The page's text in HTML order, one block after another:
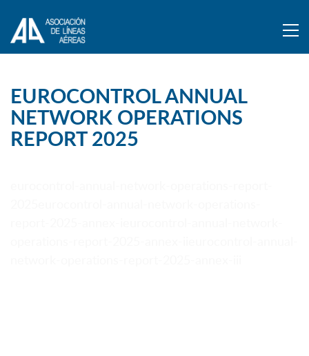
EUROCONTROL ANNUAL
NETWORK OPERATIONS
REPORT 2025